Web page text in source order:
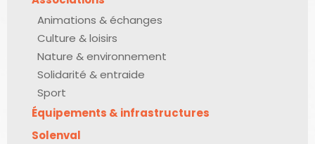
Animations & échanges
Culture & loisirs
Nature & environnement
Solidarité & entraide
Sport
Équipements & infrastructures
Solenval